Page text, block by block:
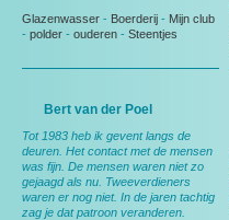
Glazenwasser - Boerderij - Mijn club
- polder - ouderen - Steentjes
Bert van der Poel
Tot 1983 heb ik gevent langs de
deuren. Het contact met de mensen
was fijn. De mensen waren niet zo
gejaagd als nu. Tweeverdieners
waren er nog niet. In de jaren tachtig
zag je dat patroon veranderen.